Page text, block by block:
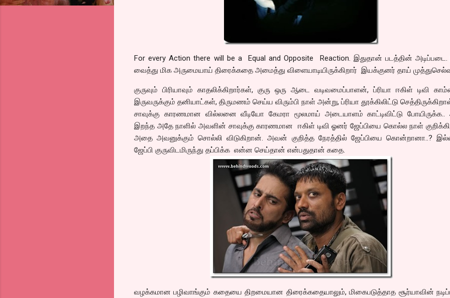
For every Action there will be a Equal and Opposite Reaction. இதுதான் படத்தின்
வைத்து மிக அருமையாய் திரைக்கதை அமைத்து விளையாடியிருக்கிறார் இயக்குனர் தாய்
குருவும் பிரியாவும் காதலிக்கிறார்கள், குரு ஒரு ஆடை வடிவமைப்பாளன், ப்ரியா ஈகிள் டிவி
இருவருக்கும் தனியாட்கள், திருமணம் செய்ய விரும்பி நாள் அன்று, ப்ரியா தூக்கிலிட்டு
சாவுக்கு காரணமான வில்லனை வீடியோ கேமரா மூலமாய் அடையாளம் காட்டிவிட்டு
இறந்த அதே நாளில் அவளின் சாவுக்கு காரணமான ஈகிள் டிவி ஓனர் ஜேப்பியை கொல்ல நாள்
அதை அவனுக்கும் சொல்லி விடுகிறான். அவன் குறித்த நேரத்தில் ஜேப்பியை கொன்றானா..?
ஜேப்பி குருவிடமிருந்து தப்பிக்க என்ன செய்தான் என்பதுதான் கதை.
வழக்கமான பழிவாங்கும் கதையை திறமையான திரைக்கதையாலும், மிகைபடுத்தாத சூர்யாவின்